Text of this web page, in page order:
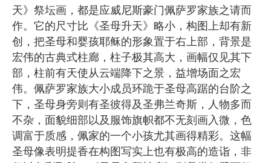
天》祭坛画，都是应威尼斯豪门佩萨罗家族之请而
作。它的尺寸比《圣母升天》略小，构图上却有新
创，把圣母和婴孩耶稣的形象置于右上部，背景是
宏伟的古典式柱廊，柱子极其高大，画幅仅见其下
部，柱前有天使从云端降下之景，益增场面之宏
伟。佩萨罗家族大小成员环跪于圣母高踞的台阶之
下，圣母身旁则有圣彼得及圣弗兰奇斯，人物多而
不杂，面貌细部以及服饰旗帜都不无刻画入微，色
调富于质感，佩家的一个小孩尤其画得精彩。这幅
圣母像表明提香在构图写实上也有极高的造诣，非